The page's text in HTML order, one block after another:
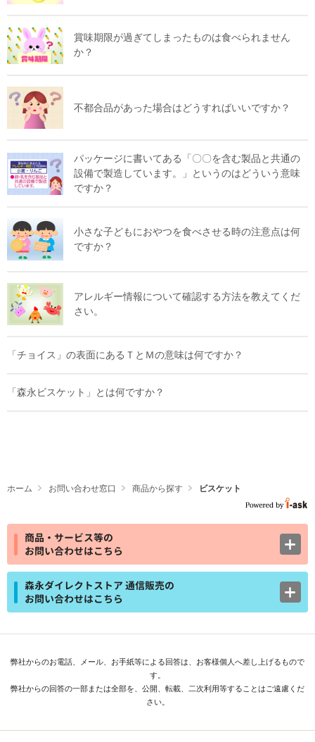
賞味期限が過ぎてしまったものは食べられません
か？
不都合品があった場合はどうすればいいですか？
パッケージに書いてある「〇〇を含む製品と共通の
設備で製造しています。」というのはどういう意味
ですか？
小さな子どもにおやつを食べさせる時の注意点は何
ですか？
アレルギー情報について確認する方法を教えてくだ
さい。
「チョイス」の表面にあるＴとＭの意味は何ですか？
「森永ビスケット」とは何ですか？
ホーム お問い合わせ窓口 商品から探す ビスケット
商品・サービス等の
お問い合わせはこちら
森永ダイレクトストア 通信販売の
お問い合わせはこちら
弊社からのお電話、メール、お手紙等による回答は、お客様個人へ差し上げるもので
す。
弊社からの回答の一部または全部を、公開、転載、二次利用等することはご遠慮くだ
さい。